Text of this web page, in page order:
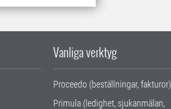
Vanliga verktyg
Proceedo (beställningar, fakturor)
Primula (ledighet, sjukanmälan,